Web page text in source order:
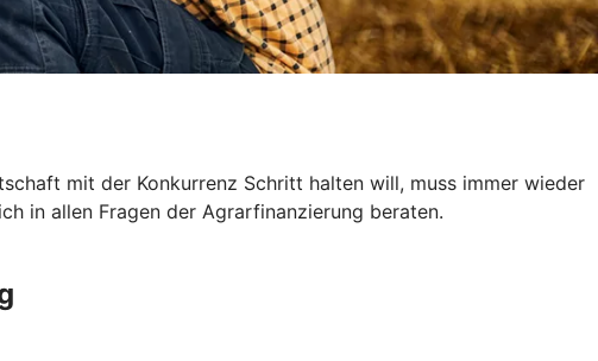
mit der Konkurrenz Schritt halten will, muss immer wieder
in allen Fragen der Agrarfinanzierung beraten.